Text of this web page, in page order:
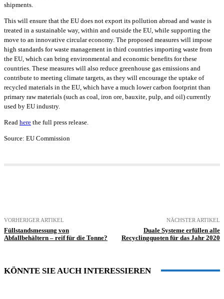
shipments.
This will ensure that the EU does not export its pollution abroad and waste is
treated in a sustainable way, within and outside the EU, while supporting the
move to an innovative circular economy. The proposed measures will impose
high standards for waste management in third countries importing waste from
the EU, which can bring environmental and economic benefits for these
countries. These measures will also reduce greenhouse gas emissions and
contribute to meeting climate targets, as they will encourage the uptake of
recycled materials in the EU, which have a much lower carbon footprint than
primary raw materials (such as coal, iron ore, bauxite, pulp, and oil) currently
used by EU industry.
Read here the full press release.
Source: EU Commission
VORHERIGER ARTIKEL
Füllstandsmessung von
Abfallbehältern – reif für die Tonne?
NÄCHSTER ARTIKEL
Duale Systeme erfüllen alle
Recyclingquoten für das Jahr 2020
KÖNNTE SIE AUCH INTERESSIEREN